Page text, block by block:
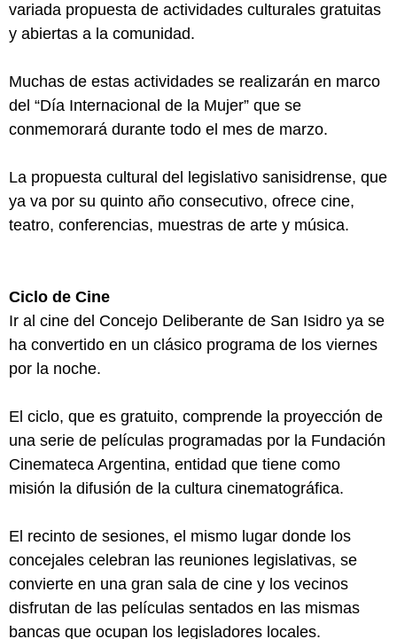
variada propuesta de actividades culturales gratuitas
y abiertas a la comunidad.
Muchas de estas actividades se realizarán en marco
del “Día Internacional de la Mujer” que se
conmemorará durante todo el mes de marzo.
La propuesta cultural del legislativo sanisidrense, que
ya va por su quinto año consecutivo, ofrece cine,
teatro, conferencias, muestras de arte y música.
Ciclo de Cine
Ir al cine del Concejo Deliberante de San Isidro ya se
ha convertido en un clásico programa de los viernes
por la noche.
El ciclo, que es gratuito, comprende la proyección de
una serie de películas programadas por la Fundación
Cinemateca Argentina, entidad que tiene como
misión la difusión de la cultura cinematográfica.
El recinto de sesiones, el mismo lugar donde los
concejales celebran las reuniones legislativas, se
convierte en una gran sala de cine y los vecinos
disfrutan de las películas sentados en las mismas
bancas que ocupan los legisladores locales.